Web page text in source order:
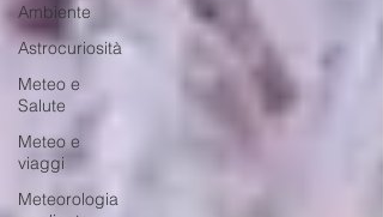
Ambiente
Astrocuriosità
Meteo e
Salute
Meteo e
viaggi
Meteorologia